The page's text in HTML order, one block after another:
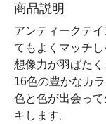
商品説明
アンティークテ
てもよくマッチ
想像力が羽ばたく
16色の豊かなカ
色と色が出会っ
キします。